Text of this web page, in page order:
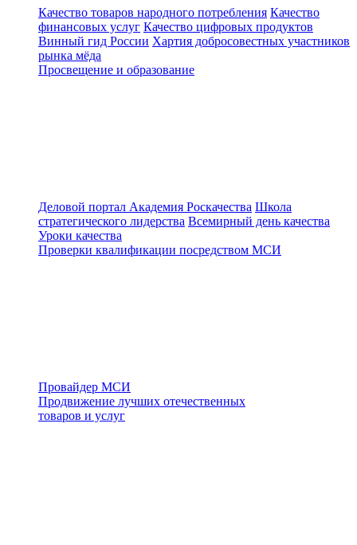
Качество товаров народного потребления Качество
финансовых услуг Качество цифровых продуктов
Винный гид России Хартия добросовестных участников
рынка мёда
Просвещение и образование
Деловой портал Академия Роскачества Школа
стратегического лидерства Всемирный день качества
Уроки качества
Проверки квалификации посредством МСИ
Провайдер МСИ
Продвижение лучших отечественных
товаров и услуг